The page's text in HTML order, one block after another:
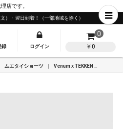
店です。
）・翌日到着！（一部地域を除く）
録 ログイン
0
￥0
ムエタイショーツ